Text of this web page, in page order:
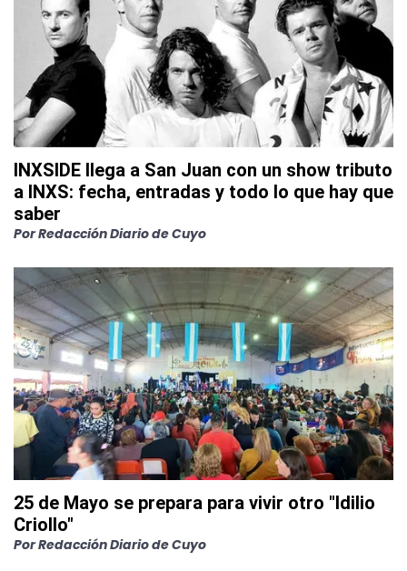
INXSIDE llega a San Juan con un show tributo
a INXS: fecha, entradas y todo lo que hay que
saber
PorRedacción Diario de Cuyo
25 de Mayo se prepara para vivir otro "Idilio
Criollo"
PorRedacción Diario de Cuyo